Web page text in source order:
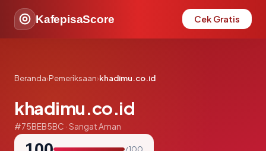
KafepisaScore Cek Gratis
Beranda›Pemeriksaan›khadimu.co.id
khadimu.co.id
#75BEB5BC · Sangat Aman
/ 100